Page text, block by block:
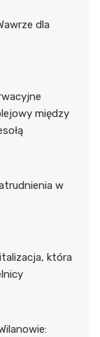
dla
między
w
która